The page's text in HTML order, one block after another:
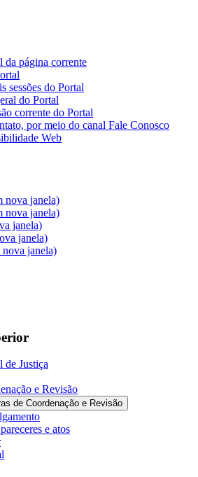
da página corrente
sessões do Portal
do Portal
corrente do Portal
por meio do canal Fale Conosco
Web
nova janela)
nova janela)
janela)
janela)
janela)
de Justiça
e Revisão
de Coordenação e Revisão
e atos